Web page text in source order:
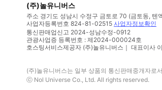
(주)놀유니버스
주소 경기도 성남시 수정구 금토로 70 (금토동, 텐
사업자등록번호 824-81-02515 사업자정보확인
통신판매업신고 2024-성남수정-0912
관광사업증 등록번호 : 제2024-000024호
호스팅서비스제공자 (주)놀유니버스｜ 대표이사
(주)놀유니버스는 일부 상품의 통신판매중개자로
ⓒ Nol Universe Co., Ltd. All rights reserved.